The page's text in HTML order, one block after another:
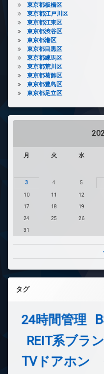
東京都板橋区
東京都江戸川区
東京都江東区
東京都渋谷区
東京都港区
東京都目黒区
東京都練馬区
東京都荒川区
東京都葛飾区
東京都豊島区
東京都足立区
月 火 水
3 4 5
10 11 12
17 18 19
24 25 26
31
タグ
24時間管理
REIT系ブラ
TVドアホン